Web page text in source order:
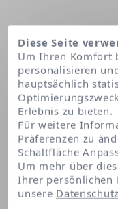
Startseite Oleyl
Diese Seite
Um Ihren Komfort
personalisieren
hauptsächlich
Erlebnis zu bieten.
Für weitere
Präferenzen zu
Schaltfläche
Um mehr über
Ihrer persönlichen
unsere